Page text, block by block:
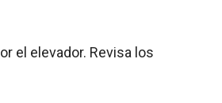
el elevador. Revisa los